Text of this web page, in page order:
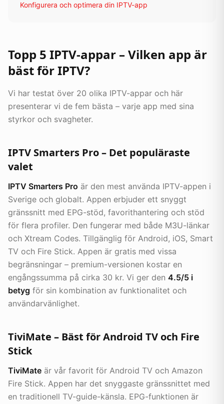
Konfigurera och optimera din IPTV-app
Topp 5 IPTV-appar – Vilken app är
bäst för IPTV?
Vi har testat över 20 olika IPTV-appar och här
presenterar vi de fem bästa – varje app med sina
styrkor och svagheter.
IPTV Smarters Pro – Det populäraste
valet
IPTV Smarters Pro är den mest använda IPTV-appen i
Sverige och globalt. Appen erbjuder ett snyggt
gränssnitt med EPG-stöd, favorithantering och stöd
för flera profiler. Den fungerar med både M3U-länkar
och Xtream Codes. Tillgänglig för Android, iOS, Smart
TV och Fire Stick. Appen är gratis med vissa
begränsningar – premium-versionen kostar en
engångssumma på cirka 30 kr. Vi ger den 4.5/5 i
betyg för sin kombination av funktionalitet och
användarvänlighet.
TiviMate – Bäst för Android TV och Fire
Stick
TiviMate är vår favorit för Android TV och Amazon
Fire Stick. Appen har det snyggaste gränssnittet med
en traditionell TV-guide-känsla. EPG-funktionen är